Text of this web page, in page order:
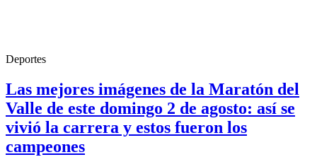
Deportes
Las mejores imágenes de la Maratón del
Valle de este domingo 2 de agosto: así se
vivió la carrera y estos fueron los
campeones